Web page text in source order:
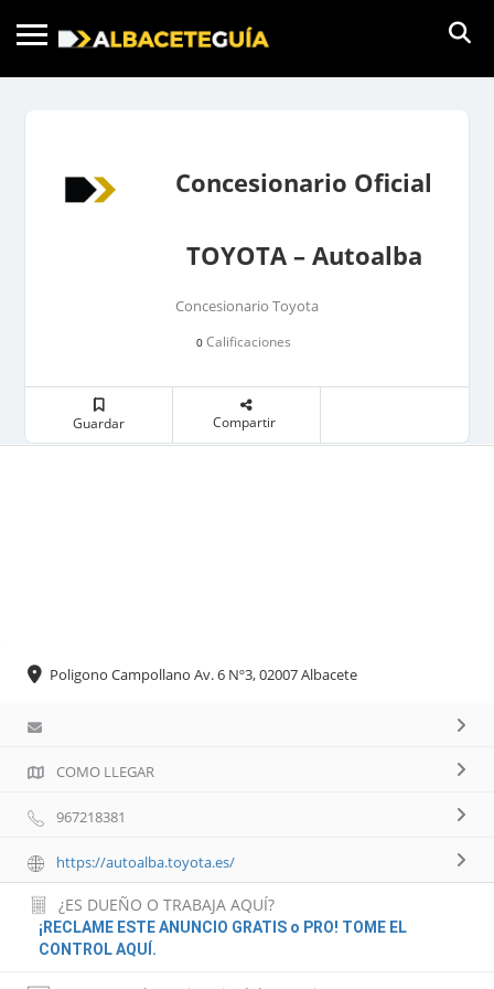
Concesionario Oficial
TOYOTA – Autoalba
Concesionario Toyota
0 Calificaciones
Guardar Compartir
Poligono Campollano Av. 6 Nº3, 02007 Albacete
COMO LLEGAR
967218381
https://autoalba.toyota.es/
¿ES DUEÑO O TRABAJA AQUÍ?
¡RECLAME ESTE ANUNCIO GRATIS o PRO! TOME EL
CONTROL AQUÍ.